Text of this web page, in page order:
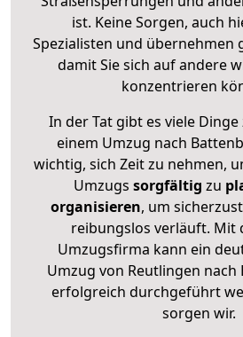
ist. Keine Sorgen, auch
Spezialisten und übernehmen
damit Sie sich auf andere
konzentrieren
In der Tat gibt es viele
einem Umzug nach
wichtig, sich Zeit zu nehmen,
Umzugs sorgfältig zu
organisieren, um
reibungslos verläuft. Mit
Umzugsfirma kann ein
Umzug von Reutlingen nach
erfolgreich durchgeführt
sorgen wir.